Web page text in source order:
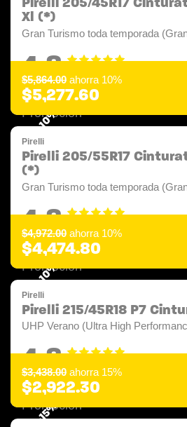
Xl (*)
Gran Turismo toda temporada
4.8
-10%
$5,864.00 ahorra 10%
$5,277.60
Pirelli
Pirelli 205/55R17
(*)
Gran Turismo toda temporada
4.8
-10%
$4,972.00 ahorra 10%
$4,474.80
Pirelli
Pirelli 215/45R18 P7
UHP Verano (Ultra High
4.8
-15%
$3,438.00 ahorra 15%
$2,922.30